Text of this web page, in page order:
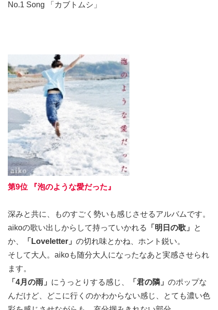
No.1 Song 「カブトムシ」
第9位 『泡のような愛だった』
深みと共に、ものすごく勢いも感じさせるアルバムです。
aikoの歌い出しからして持っていかれる
「明日の歌」
と
か、
「Loveletter」 の切れ味とかね、ホント鋭い。
そして大人。aikoも随分大人になったなあと実感させられ
ます。
「4月の雨」 にうっとりする感じ、 「君の隣」 のポップな
んだけど、どこに行くのかわからない感じ、とても濃い色